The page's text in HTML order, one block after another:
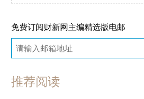
免费订阅财新网主编精选版电邮
推荐阅读